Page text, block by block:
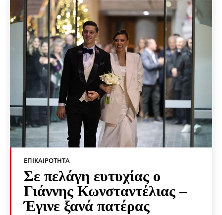
ΕΠΙΚΑΙΡΌΤΗΤΑ
Σε πελάγη ευτυχίας ο
Γιάννης Κωνσταντέλιας –
Έγινε ξανά πατέρας